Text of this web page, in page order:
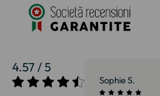
4.57 / 5
27/07/2026 Patrice G.